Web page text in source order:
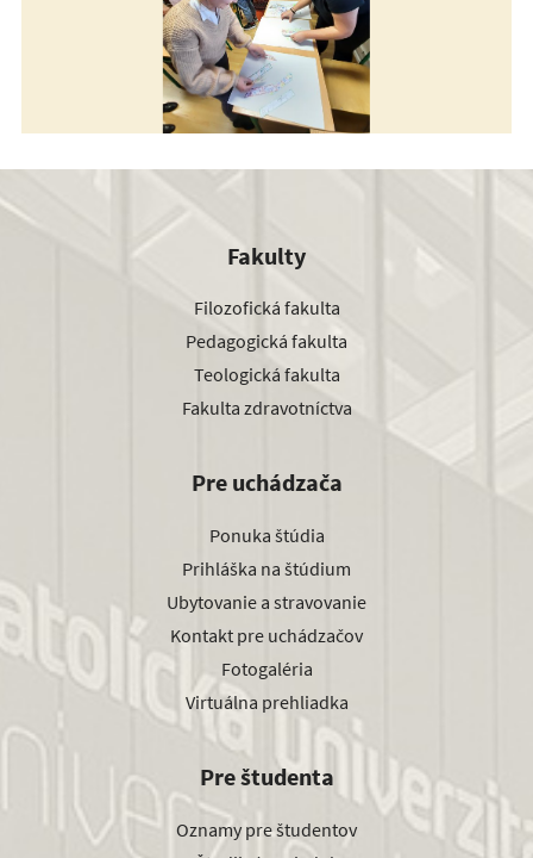
Fakulty
Filozofická fakulta
Pedagogická fakulta
Teologická fakulta
Fakulta zdravotníctva
Pre uchádzača
Ponuka štúdia
Prihláška na štúdium
Ubytovanie a stravovanie
Kontakt pre uchádzačov
Fotogaléria
Virtuálna prehliadka
Pre študenta
Oznamy pre študentov